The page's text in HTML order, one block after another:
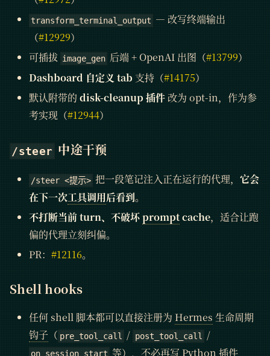
transform_terminal_output — 改写终端输出
（#12929）
可插拔 image_gen 后端 + OpenAI 出图（#13799）
Dashboard 自定义 tab 支持（#14175）
默认附带的 disk-cleanup 插件 改为 opt-in，作为参
考实现（#12944）
/steer 中途干预
/steer <提示> 把一段笔记注入正在运行的代理，它会
在下一次工具调用后看到。
不打断当前 turn、不破坏promptcache，适合让跑
偏的代理立刻纠偏。
PR： #12116。
Shell hooks
任何 shell 脚本都可以直接注册为 Hermes 生命周期
钩子 （ pre_tool_call / post_tool_call /
on_session_start 等），不必再写 Python 插件